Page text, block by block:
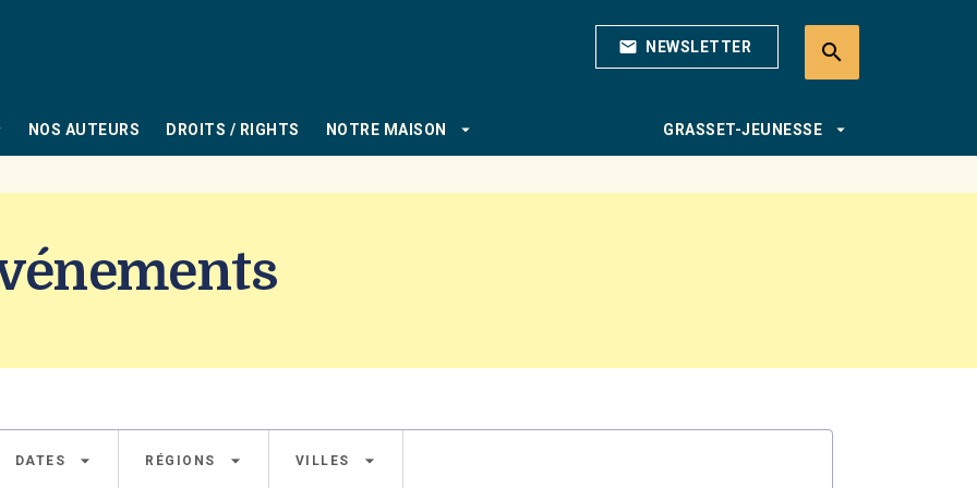
mail NEWSLETTER search
NOS AUTEURS DROITS / RIGHTS NOTRE MAISON arrow_drop_down GRASSET-JEUNESSE arrow_drop_down
DATES arrow_drop_down RÉGIONS arrow_drop_down VILLES arrow_drop_down